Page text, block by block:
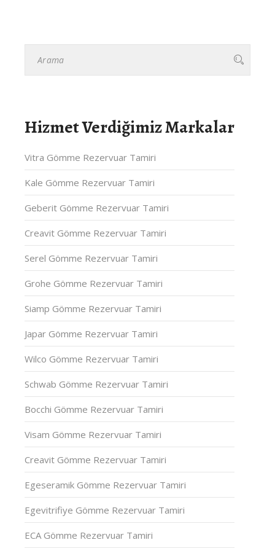
Hizmet Verdiğimiz Markalar
Vitra Gömme Rezervuar Tamiri
Kale Gömme Rezervuar Tamiri
Geberit Gömme Rezervuar Tamiri
Creavit Gömme Rezervuar Tamiri
Serel Gömme Rezervuar Tamiri
Grohe Gömme Rezervuar Tamiri
Siamp Gömme Rezervuar Tamiri
Japar Gömme Rezervuar Tamiri
Wilco Gömme Rezervuar Tamiri
Schwab Gömme Rezervuar Tamiri
Bocchi Gömme Rezervuar Tamiri
Visam Gömme Rezervuar Tamiri
Creavit Gömme Rezervuar Tamiri
Egeseramik Gömme Rezervuar Tamiri
Egevitrifiye Gömme Rezervuar Tamiri
ECA Gömme Rezervuar Tamiri